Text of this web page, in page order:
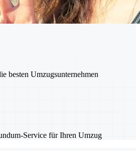
besten Umzugsunternehmen
Service für Ihren Umzug